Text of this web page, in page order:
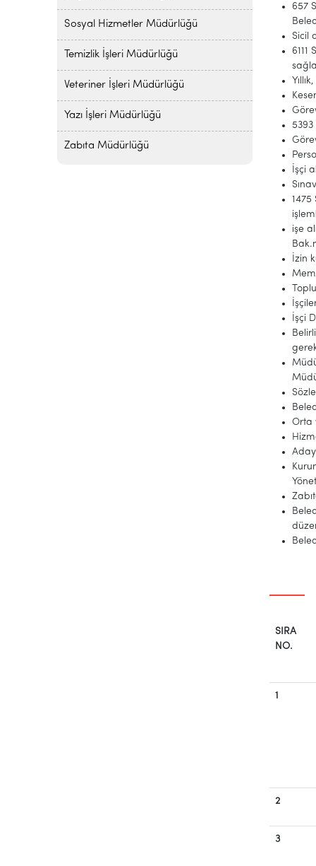
Sosyal Hizmetler Müdürlüğü
Temizlik İşleri Müdürlüğü
Veteriner İşleri Müdürlüğü
Yazı İşleri Müdürlüğü
Zabıta Müdürlüğü
657
Sicil
İşçi
1475
işe
İzin
İşçi
Orta
SIRA
NO.
1
2
3